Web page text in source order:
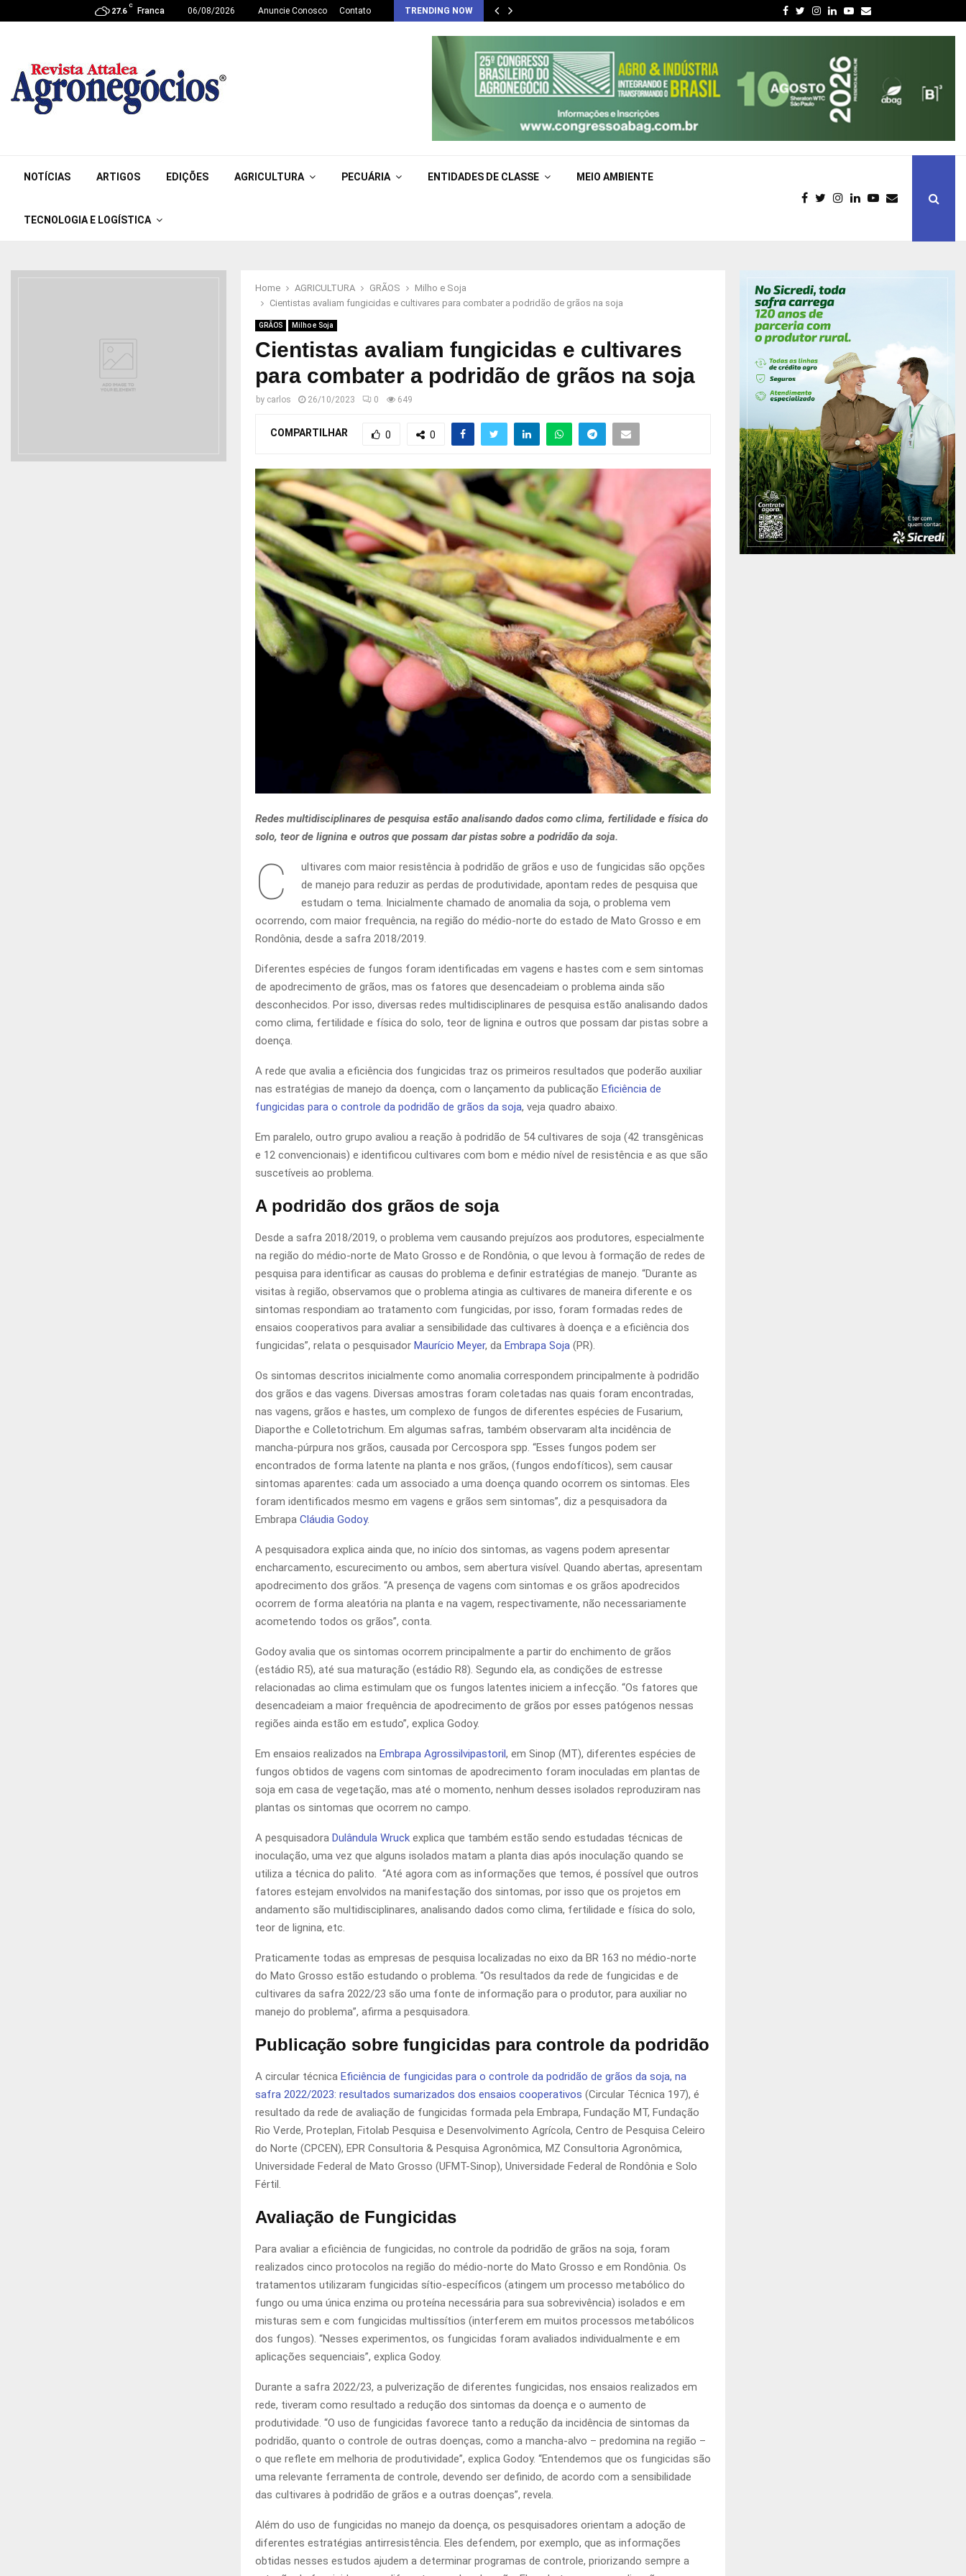
27.6
C
Franca 06/08/2026 Anuncie Conosco Contato TRENDING NOW Facebook
Twitter
Instagram
LinkedinYoutube
Email
NOTÍCIAS ARTIGOS EDIÇÕES AGRICULTURA PECUÁRIA ENTIDADES DE CLASSE MEIO AMBIENTE
TECNOLOGIA E LOGÍSTICA
Home AGRICULTURA GRÃOS
Milho e Soja
Cientistas avaliam fungicidas e cultivares para combater a podridão de grãos na soja
GRÃOS Milho e Soja
Cientistas avaliam fungicidas e cultivares
para combater a podridão de grãos na soja
by carlos 26/10/2023 0 649
COMPARTILHAR 0 0
Redes multidisciplinares de pesquisa estão analisando dados como clima, fertilidade e física do
solo, teor de lignina e outros que possam dar pistas sobre a podridão da soja.
C
ultivares com maior resistência à podridão de grãos e uso de fungicidas são opções
de manejo para reduzir as perdas de produtividade, apontam redes de pesquisa que
estudam o tema. Inicialmente chamado de anomalia da soja, o problema vem
ocorrendo, com maior frequência, na região do médio-norte do estado de Mato Grosso e em
Rondônia, desde a safra 2018/2019.
Diferentes espécies de fungos foram identificadas em vagens e hastes com e sem sintomas
de apodrecimento de grãos, mas os fatores que desencadeiam o problema ainda são
desconhecidos. Por isso, diversas redes multidisciplinares de pesquisa estão analisando dados
como clima, fertilidade e física do solo, teor de lignina e outros que possam dar pistas sobre a
doença.
A rede que avalia a eficiência dos fungicidas traz os primeiros resultados que poderão auxiliar
nas estratégias de manejo da doença, com o lançamento da publicação Eficiência de
fungicidas para o controle da podridão de grãos da soja, veja quadro abaixo.
Em paralelo, outro grupo avaliou a reação à podridão de 54 cultivares de soja (42 transgênicas
e 12 convencionais) e identificou cultivares com bom e médio nível de resistência e as que são
suscetíveis ao problema.
A podridão dos grãos de soja
Desde a safra 2018/2019, o problema vem causando prejuízos aos produtores, especialmente
na região do médio-norte de Mato Grosso e de Rondônia, o que levou à formação de redes de
pesquisa para identificar as causas do problema e definir estratégias de manejo. “Durante as
visitas à região, observamos que o problema atingia as cultivares de maneira diferente e os
sintomas respondiam ao tratamento com fungicidas, por isso, foram formadas redes de
ensaios cooperativos para avaliar a sensibilidade das cultivares à doença e a eficiência dos
fungicidas”, relata o pesquisador Maurício Meyer, da Embrapa Soja (PR).
Os sintomas descritos inicialmente como anomalia correspondem principalmente à podridão
dos grãos e das vagens. Diversas amostras foram coletadas nas quais foram encontradas,
nas vagens, grãos e hastes, um complexo de fungos de diferentes espécies de Fusarium,
Diaporthe e Colletotrichum. Em algumas safras, também observaram alta incidência de
mancha-púrpura nos grãos, causada por Cercospora spp. “Esses fungos podem ser
encontrados de forma latente na planta e nos grãos, (fungos endofíticos), sem causar
sintomas aparentes: cada um associado a uma doença quando ocorrem os sintomas. Eles
foram identificados mesmo em vagens e grãos sem sintomas”, diz a pesquisadora da
Embrapa Cláudia Godoy.
A pesquisadora explica ainda que, no início dos sintomas, as vagens podem apresentar
encharcamento, escurecimento ou ambos, sem abertura visível. Quando abertas, apresentam
apodrecimento dos grãos. “A presença de vagens com sintomas e os grãos apodrecidos
ocorrem de forma aleatória na planta e na vagem, respectivamente, não necessariamente
acometendo todos os grãos”, conta.
Godoy avalia que os sintomas ocorrem principalmente a partir do enchimento de grãos
(estádio R5), até sua maturação (estádio R8). Segundo ela, as condições de estresse
relacionadas ao clima estimulam que os fungos latentes iniciem a infecção. “Os fatores que
desencadeiam a maior frequência de apodrecimento de grãos por esses patógenos nessas
regiões ainda estão em estudo”, explica Godoy.
Em ensaios realizados na Embrapa Agrossilvipastoril, em Sinop (MT), diferentes espécies de
fungos obtidos de vagens com sintomas de apodrecimento foram inoculadas em plantas de
soja em casa de vegetação, mas até o momento, nenhum desses isolados reproduziram nas
plantas os sintomas que ocorrem no campo.
A pesquisadora Dulândula Wruck explica que também estão sendo estudadas técnicas de
inoculação, uma vez que alguns isolados matam a planta dias após inoculação quando se
utiliza a técnica do palito. “Até agora com as informações que temos, é possível que outros
fatores estejam envolvidos na manifestação dos sintomas, por isso que os projetos em
andamento são multidisciplinares, analisando dados como clima, fertilidade e física do solo,
teor de lignina, etc.
Praticamente todas as empresas de pesquisa localizadas no eixo da BR 163 no médio-norte
do Mato Grosso estão estudando o problema. “Os resultados da rede de fungicidas e de
cultivares da safra 2022/23 são uma fonte de informação para o produtor, para auxiliar no
manejo do problema”, afirma a pesquisadora.
Publicação sobre fungicidas para controle da podridão
A circular técnica Eficiência de fungicidas para o controle da podridão de grãos da soja, na
safra 2022/2023: resultados sumarizados dos ensaios cooperativos (Circular Técnica 197), é
resultado da rede de avaliação de fungicidas formada pela Embrapa, Fundação MT, Fundação
Rio Verde, Proteplan, Fitolab Pesquisa e Desenvolvimento Agrícola, Centro de Pesquisa Celeiro
do Norte (CPCEN), EPR Consultoria & Pesquisa Agronômica, MZ Consultoria Agronômica,
Universidade Federal de Mato Grosso (UFMT-Sinop), Universidade Federal de Rondônia e Solo
Fértil.
Avaliação de Fungicidas
Para avaliar a eficiência de fungicidas, no controle da podridão de grãos na soja, foram
realizados cinco protocolos na região do médio-norte do Mato Grosso e em Rondônia. Os
tratamentos utilizaram fungicidas sítio-específicos (atingem um processo metabólico do
fungo ou uma única enzima ou proteína necessária para sua sobrevivência) isolados e em
misturas sem e com fungicidas multissítios (interferem em muitos processos metabólicos
dos fungos). “Nesses experimentos, os fungicidas foram avaliados individualmente e em
aplicações sequenciais”, explica Godoy.
Durante a safra 2022/23, a pulverização de diferentes fungicidas, nos ensaios realizados em
rede, tiveram como resultado a redução dos sintomas da doença e o aumento de
produtividade. “O uso de fungicidas favorece tanto a redução da incidência de sintomas da
podridão, quanto o controle de outras doenças, como a mancha-alvo – predomina na região –
o que reflete em melhoria de produtividade”, explica Godoy. “Entendemos que os fungicidas são
uma relevante ferramenta de controle, devendo ser definido, de acordo com a sensibilidade
das cultivares à podridão de grãos e a outras doenças”, revela.
Além do uso de fungicidas no manejo da doença, os pesquisadores orientam a adoção de
diferentes estratégias antirresistência. Eles defendem, por exemplo, que as informações
obtidas nesses estudos ajudem a determinar programas de controle, priorizando sempre a